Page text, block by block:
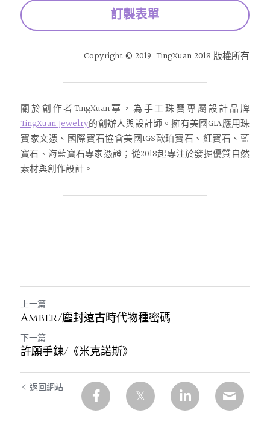
訂製表單
Copyright © 2019  TingXuan 2018 版權所有
關於創作者TingXuan葶，為手工珠寶專屬設計品牌
TingXuan Jewelry的創辦人與設計師。擁有美國GIA應用珠
寶家文憑、國際寶石協會美國IGS歐珀寶石、紅寶石、藍
寶石、海藍寶石專家憑證；從2018起專注於發掘優質自然
素材與創作設計。
上一篇
Amber/塵封遠古時代物種密碼
下一篇
許願手鍊/《米克諾斯》
返回網站